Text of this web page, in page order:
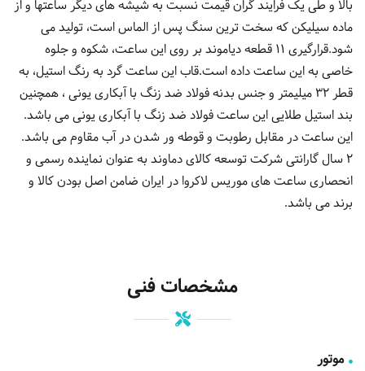
بالا و طی یک فرایند گران قیمت نسبت به شیشه های دیگر ساعتها و از
ماده سیلیکن که سخت ترین سنگ پس از الماس است، تولید می
شود.قرارگیری 11 قطعه دیاموند بر روی این ساعت، شکوه و جلوه
خاصی به این ساعت داده است.قاب این ساعت گرد به رنگ استیل، به
قطر 32 میلیمتر و جنس بدنه فولاد ضد زنگ با آبکاری یونی ، همچنین
بند استیل طلایی این ساعت فولاد ضد زنگ با آبکاری یونی می باشد.
این ساعت در مقابل رطوبت و قوطه ور شدن در آب مقاوم می باشد.
2 سال گارانتی شرکت توسعه کالای دماوند به عنوان نماینده رسمی و
انحصاری ساعت های موریس لاکروا در ایران ضامن اصل بودن کالا و
برند می باشد.
مشخصات فنی
موتور